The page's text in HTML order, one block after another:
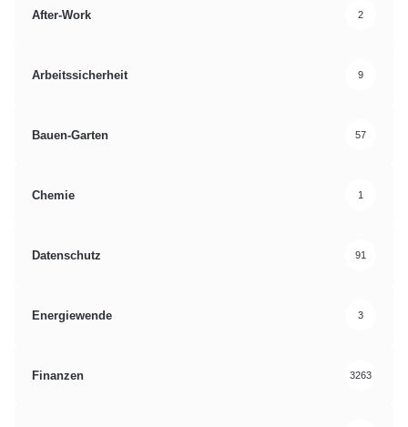
After-Work 2
Arbeitssicherheit 9
Bauen-Garten 57
Chemie 1
Datenschutz 91
Energiewende 3
Finanzen 3263